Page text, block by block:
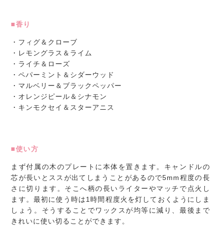
■香り
・フィグ＆クローブ
・レモングラス＆ライム
・ライチ＆ローズ
・ペパーミント＆シダーウッド
・マルベリー＆ブラックペッパー
・オレンジピール＆シナモン
・キンモクセイ＆スターアニス
■使い方
まず付属の木のプレートに本体を置きます。キャンドルの
芯が長いとススが出てしまうことがあるので5mm程度の長
さに切ります。そこへ柄の長いライターやマッチで点火し
ます。最初に使う時は1時間程度火を灯しておくようにしま
しょう。そうすることでワックスが均等に減り、最後まで
きれいに使い切ることができます。